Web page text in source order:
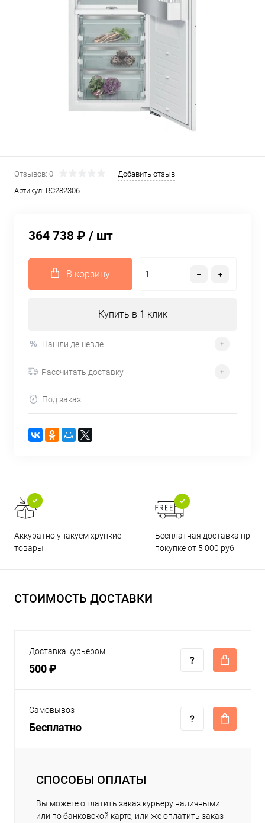
Отзывов: 0
Добавить отзыв
Артикул: RC282306
364 738 ₽ / шт
В корзину
Купить в 1 клик
Нашли дешевле
Рассчитать доставку
Под заказ
Аккуратно упакуем хрупкие
товары
Бесплатная доставка при
покупке от 5 000 руб
СТОИМОСТЬ ДОСТАВКИ
Доставка курьером
500 ₽
Самовывоз
Бесплатно
СПОСОБЫ ОПЛАТЫ
Вы можете оплатить заказ курьеру наличными
или по банковской карте, или же оплатить заказ